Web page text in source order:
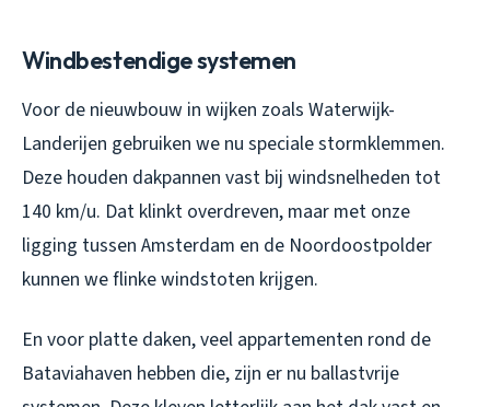
Windbestendige systemen
Voor de nieuwbouw in wijken zoals Waterwijk-
Landerijen gebruiken we nu speciale stormklemmen.
Deze houden dakpannen vast bij windsnelheden tot
140 km/u. Dat klinkt overdreven, maar met onze
ligging tussen Amsterdam en de Noordoostpolder
kunnen we flinke windstoten krijgen.
En voor platte daken, veel appartementen rond de
Bataviahaven hebben die, zijn er nu ballastvrije